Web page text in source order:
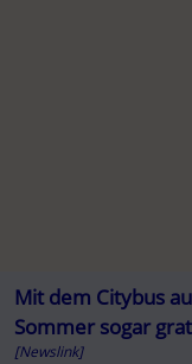
Mit dem Citybus
Sommer sogar
[Newslink]